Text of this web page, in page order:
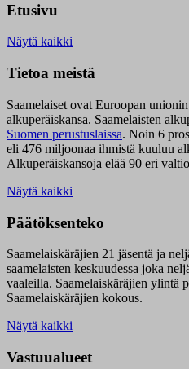
Etusivu
Näytä kaikki
Tietoa meistä
Saamelaiset ovat Euroopan
alkuperäiskansa. Saamelaisten
Suomen perustuslaissa. Noin 6
eli 476 miljoonaa ihmistä kuuluu
Alkuperäiskansoja elää 90 eri
Näytä kaikki
Päätöksenteko
Saamelaiskäräjien 21 jäsentä ja
saamelaisten keskuudessa joka
vaaleilla. Saamelaiskäräjien ylintä
Saamelaiskäräjien kokous.
Näytä kaikki
Vastuualueet